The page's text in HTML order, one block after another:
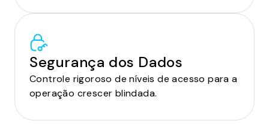
Segurança dos Dados
Controle rigoroso de níveis de acesso para a
operação crescer blindada.